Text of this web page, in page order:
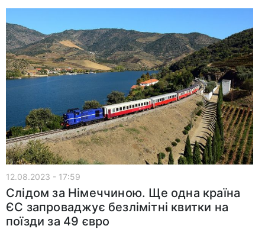
12.08.2023 - 17:59
Слідом за Німеччиною. Ще одна країна
ЄС запроваджує безлімітні квитки на
поїзди за 49 євро